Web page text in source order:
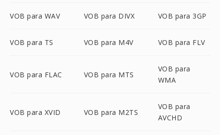
VOB para WAV VOB para DIVX VOB para 3GP
VOB para TS VOB para M4V VOB para FLV
VOB para FLAC VOB para MTS
VOB para
WMA
VOB para XVID VOB para M2TS
VOB para
AVCHD